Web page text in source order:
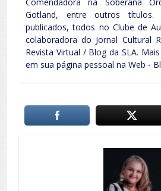
Gotland, entre outros títulos.
publicados, todos no Clube de
colaboradora do Jornal Cultural
Revista Virtual / Blog da SLA.
em sua página pessoal na Web -